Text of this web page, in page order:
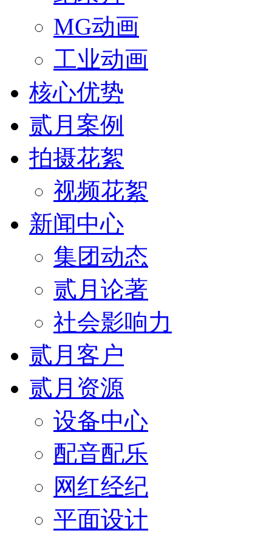
MG动画
工业动画
核心优势
贰月案例
拍摄花絮
视频花絮
新闻中心
集团动态
贰月论著
社会影响力
贰月客户
贰月资源
设备中心
配音配乐
网红经纪
平面设计